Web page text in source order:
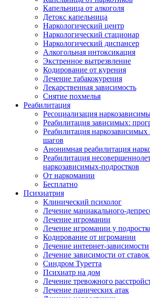
Капельница от алкоголя
Детокс капельница
Наркологический центр
Наркологический стационар
Наркологический диспансер
Алкогольная интоксикация
Экстренное вытрезвление
Кодирование от курения
Лечение табакокурения
Лекарственная зависимость
Снятие похмелья
Реабилитация
Ресоциализация
Реабилитация зависимых:
Реабилитация
шагов
Анонимная реабилитация
Реабилитация
наркозависимых-подростков
От наркомании
Бесплатно
Психиатрия
Клинический психолог
Лечение маниакального-
Лечение игромании
Лечение игромании у
Кодирование от игромании
Лечение интернет-зависимости
Лечение зависимости от
Синдром Туретта
Психиатр на дом
Лечение тревожного
Лечение панических атак